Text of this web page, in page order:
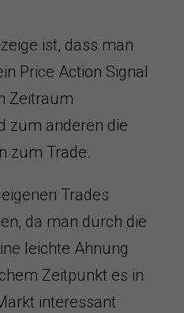
ist, dass man
Price Action Signal
Zeitraum
zum anderen die
zum Trade.
Trades
da man durch die
leichte Ahnung
Zeitpunkt es in
interessant